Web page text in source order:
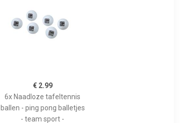
€ 2.99
6x Naadloze tafeltennis
ballen - ping pong balletjes
- team sport -